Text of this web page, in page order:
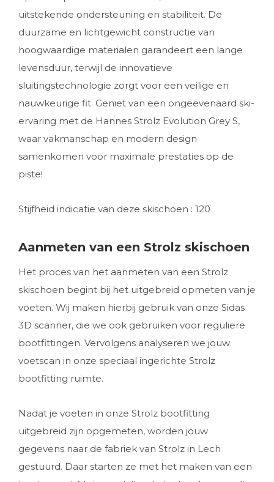
uitstekende ondersteuning en stabiliteit. De
duurzame en lichtgewicht constructie van
hoogwaardige materialen garandeert een lange
levensduur, terwijl de innovatieve
sluitingstechnologie zorgt voor een veilige en
nauwkeurige fit. Geniet van een ongeëvenaard ski-
ervaring met de Hannes Strolz Evolution Grey S,
waar vakmanschap en modern design
samenkomen voor maximale prestaties op de
piste!
Stijfheid indicatie van deze skischoen : 120
Aanmeten van een Strolz skischoen
Het proces van het aanmeten van een Strolz
skischoen begint bij het uitgebreid opmeten van je
voeten. Wij maken hierbij gebruik van onze Sidas
3D scanner, die we ook gebruiken voor reguliere
bootfittingen. Vervolgens analyseren we jouw
voetscan in onze speciaal ingerichte Strolz
bootfitting ruimte.
Nadat je voeten in onze Strolz bootfitting
uitgebreid zijn opgemeten, worden jouw
gegevens naar de fabriek van Strolz in Lech
gestuurd. Daar starten ze met het maken van een